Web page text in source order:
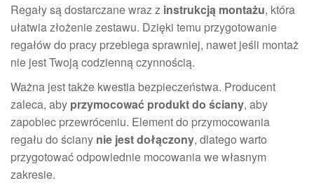
Regały są dostarczane wraz z instrukcją montażu, która
ułatwia złożenie zestawu. Dzięki temu przygotowanie
regałów do pracy przebiega sprawniej, nawet jeśli montaż
nie jest Twoją codzienną czynnością.
Ważna jest także kwestia bezpieczeństwa. Producent
zaleca, aby przymocować produkt do ściany, aby
zapobiec przewróceniu. Element do przymocowania
regału do ściany nie jest dołączony, dlatego warto
przygotować odpowiednie mocowania we własnym
zakresie.